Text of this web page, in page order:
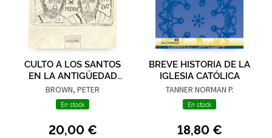
CULTO A LOS SANTOS
EN LA ANTIGÜEDAD
TARDIA, EL
BROWN, PETER
En stock
20,00 €
BREVE HISTORIA DE LA
IGLESIA CATÓLICA
TANNER NORMAN P.
En stock
18,80 €